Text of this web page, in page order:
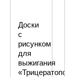
Доски
с
рисунком
для
выжигания
«Трицератопс